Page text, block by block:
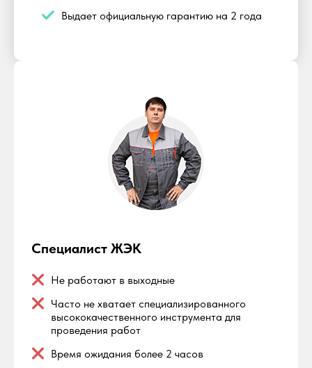
Специалист ЖЭК
Не работают в выходные
Часто не хватает специализированного
высококачественного инструмента для
проведения работ
Время ожидания более 2 часов
Выдает официальную гарантию на 2 года